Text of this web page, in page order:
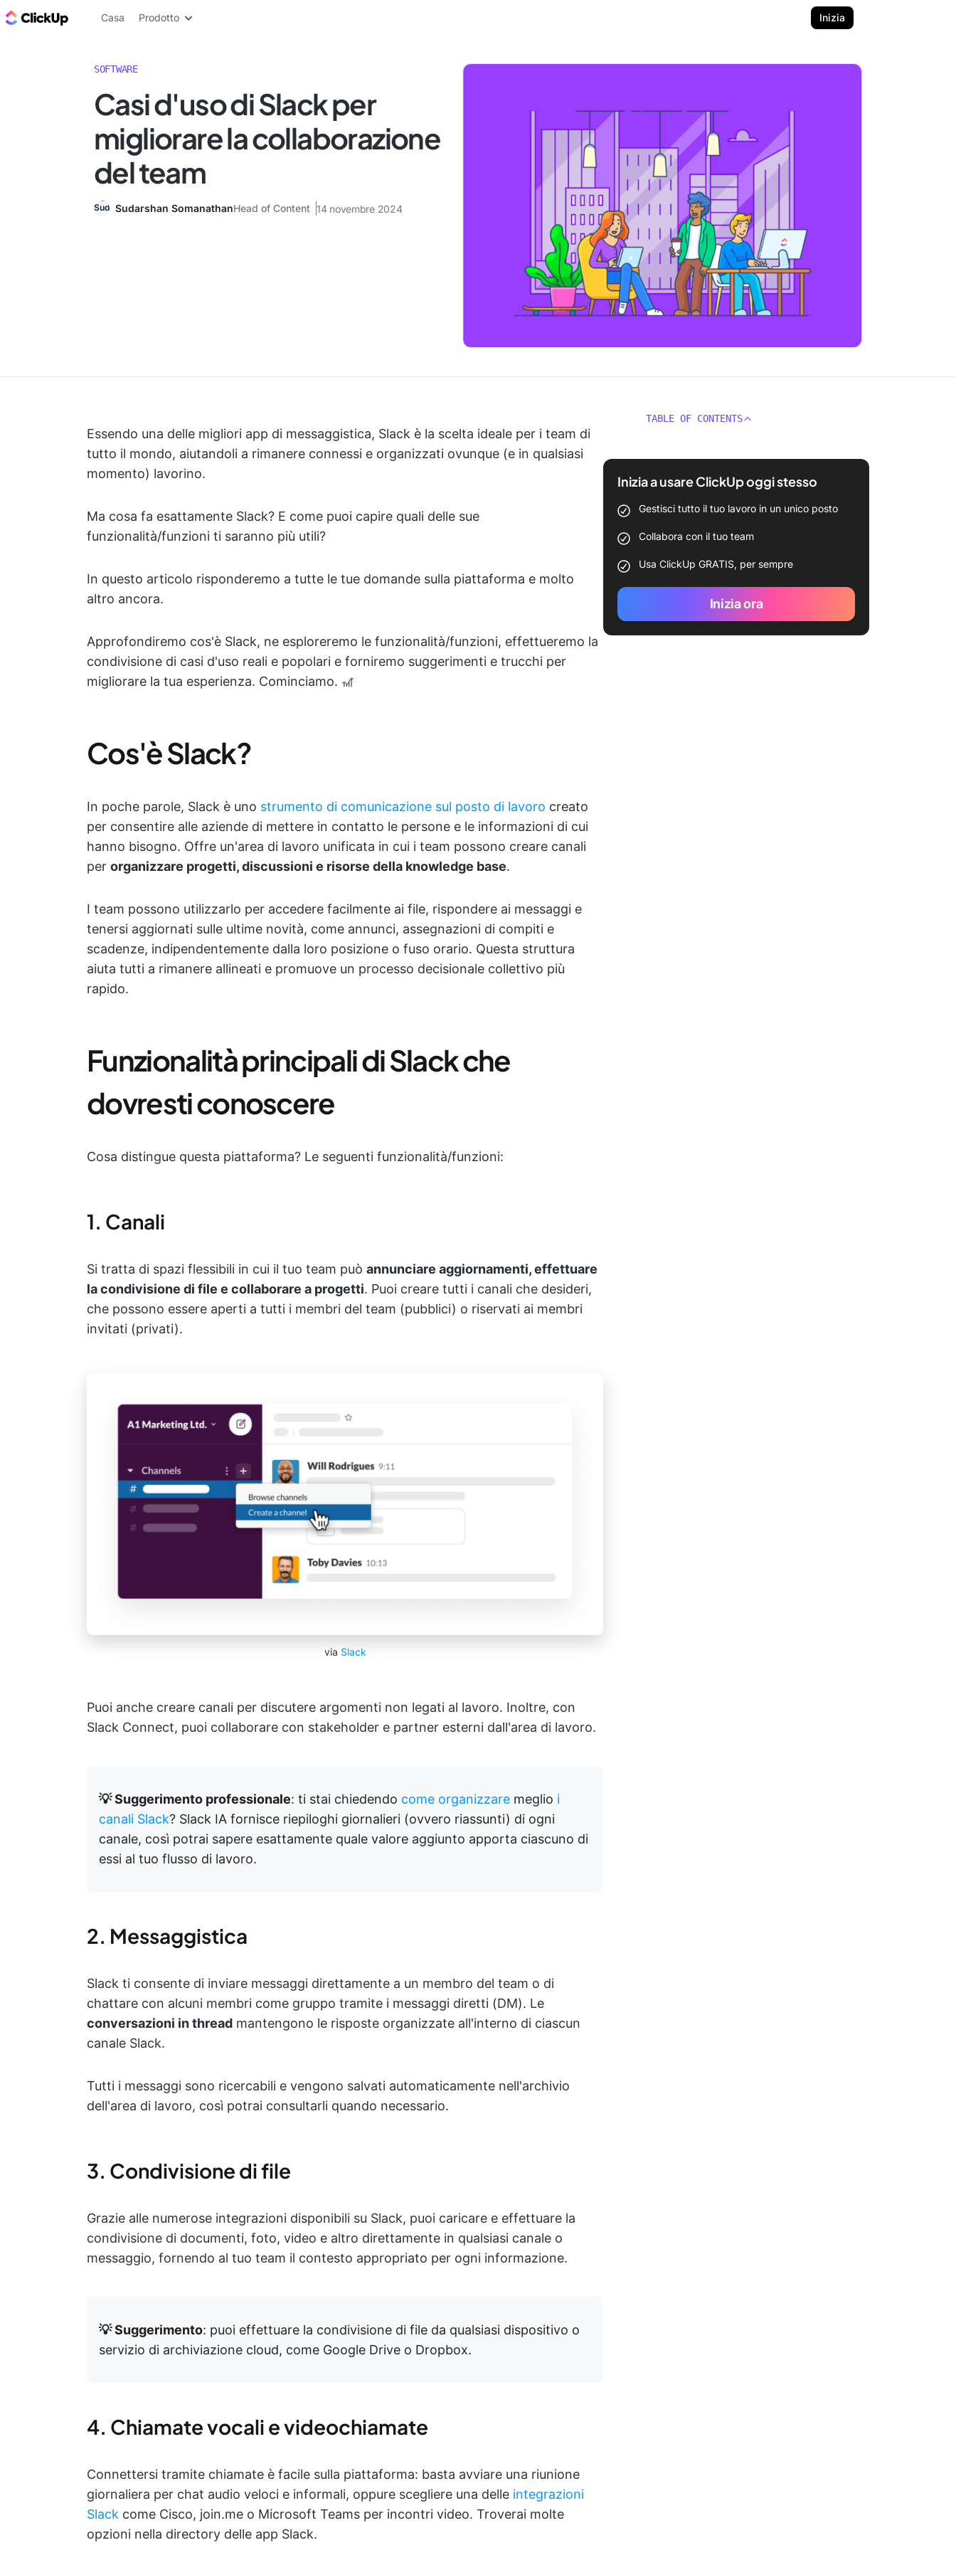
Blog di ClickUp
Casa Prodotto Inizia
SOFTWARE
Casi d'uso di Slack per
migliorare la collaborazione
del team
Sudarshan SomanathanHead of Content 14 novembre 2024
Essendo una delle migliori app di messaggistica, Slack è la scelta ideale per i team di
tutto il mondo, aiutandoli a rimanere connessi e organizzati ovunque (e in qualsiasi
momento) lavorino.
Ma cosa fa esattamente Slack? E come puoi capire quali delle sue
funzionalità/funzioni ti saranno più utili?
In questo articolo risponderemo a tutte le tue domande sulla piattaforma e molto
altro ancora.
Approfondiremo cos'è Slack, ne esploreremo le funzionalità/funzioni, effettueremo la
condivisione di casi d'uso reali e popolari e forniremo suggerimenti e trucchi per
migliorare la tua esperienza. Cominciamo. 🎢
Cos'è Slack?
In poche parole, Slack è uno strumento di comunicazione sul posto di lavoro creato
per consentire alle aziende di mettere in contatto le persone e le informazioni di cui
hanno bisogno. Offre un'area di lavoro unificata in cui i team possono creare canali
per organizzare progetti, discussioni e risorse della knowledge base.
I team possono utilizzarlo per accedere facilmente ai file, rispondere ai messaggi e
tenersi aggiornati sulle ultime novità, come annunci, assegnazioni di compiti e
scadenze, indipendentemente dalla loro posizione o fuso orario. Questa struttura
aiuta tutti a rimanere allineati e promuove un processo decisionale collettivo più
rapido.
Funzionalità principali di Slack che
dovresti conoscere
Cosa distingue questa piattaforma? Le seguenti funzionalità/funzioni:
1. Canali
Si tratta di spazi flessibili in cui il tuo team può annunciare aggiornamenti, effettuare
la condivisione di file e collaborare a progetti. Puoi creare tutti i canali che desideri,
che possono essere aperti a tutti i membri del team (pubblici) o riservati ai membri
invitati (privati).
via Slack
Puoi anche creare canali per discutere argomenti non legati al lavoro. Inoltre, con
Slack Connect, puoi collaborare con stakeholder e partner esterni dall'area di lavoro.
💡 Suggerimento professionale: ti stai chiedendo come organizzare meglio i
canali Slack? Slack IA fornisce riepiloghi giornalieri (ovvero riassunti) di ogni
canale, così potrai sapere esattamente quale valore aggiunto apporta ciascuno di
essi al tuo flusso di lavoro.
2. Messaggistica
Slack ti consente di inviare messaggi direttamente a un membro del team o di
chattare con alcuni membri come gruppo tramite i messaggi diretti (DM). Le
conversazioni in thread mantengono le risposte organizzate all'interno di ciascun
canale Slack.
Tutti i messaggi sono ricercabili e vengono salvati automaticamente nell'archivio
dell'area di lavoro, così potrai consultarli quando necessario.
3. Condivisione di file
Grazie alle numerose integrazioni disponibili su Slack, puoi caricare e effettuare la
condivisione di documenti, foto, video e altro direttamente in qualsiasi canale o
messaggio, fornendo al tuo team il contesto appropriato per ogni informazione.
💡 Suggerimento: puoi effettuare la condivisione di file da qualsiasi dispositivo o
servizio di archiviazione cloud, come Google Drive o Dropbox.
4. Chiamate vocali e videochiamate
Connettersi tramite chiamate è facile sulla piattaforma: basta avviare una riunione
giornaliera per chat audio veloci e informali, oppure scegliere una delle integrazioni
Slack come Cisco, join.me o Microsoft Teams per incontri video. Troverai molte
opzioni nella directory delle app Slack.
TABLE OF CONTENTS
Inizia a usare ClickUp oggi stesso
Gestisci tutto il tuo lavoro in un unico posto
Collabora con il tuo team
Usa ClickUp GRATIS, per sempre
Inizia ora